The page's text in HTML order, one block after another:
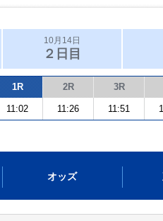
10月14日
２日目
1R 2R 3R
11:02 11:26 11:51
オッズ